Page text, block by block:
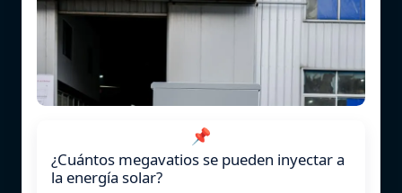
📌
¿Cuántos megavatios se pueden inyectar a
la energía solar?